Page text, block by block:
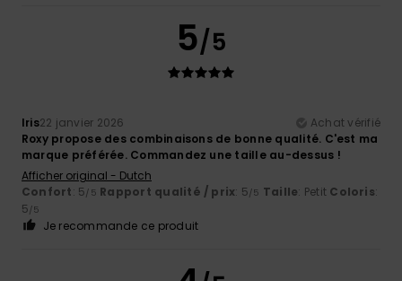
5/5
Iris22 janvier 2026
Achat vérifié
Roxy propose des combinaisons de bonne qualité. C'est ma
marque préférée. Commandez une taille au-dessus !
Afficher original - Dutch
Confort: 5/5 Rapport qualité / prix: 5/5 Taille: Petit Coloris:
5/5
Je recommande ce produit